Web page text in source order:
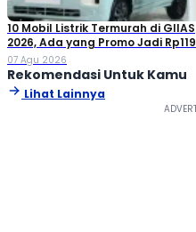
10 Mobil Listrik Termurah di GIIAS
2026, Ada yang Promo Jadi Rp119
Jutaan!
07 Agu 2026
Rekomendasi Untuk Kamu
Lihat Lainnya